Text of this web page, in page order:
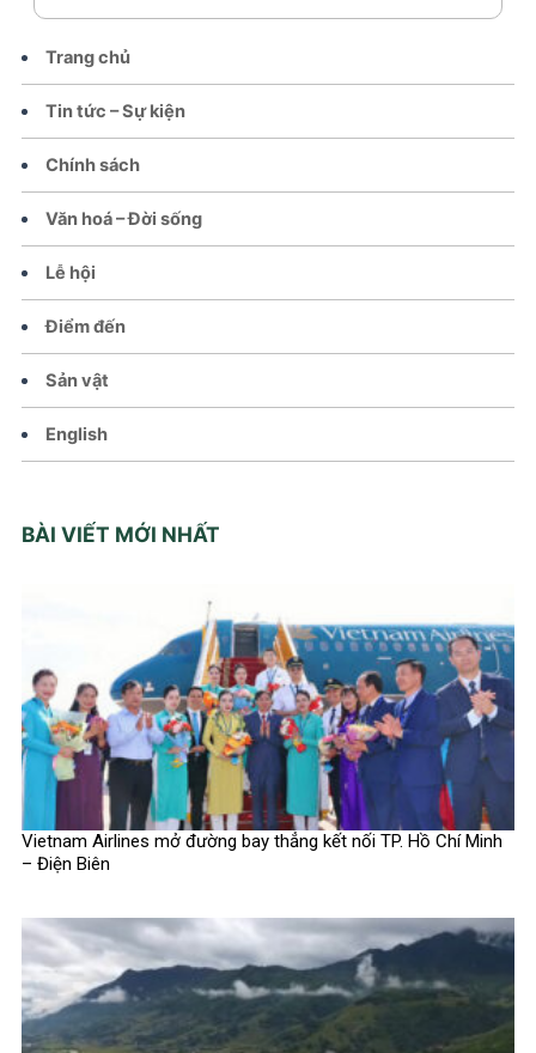
Trang chủ
Tin tức – Sự kiện
Chính sách
Văn hoá – Đời sống
Lễ hội
Điểm đến
Sản vật
English
BÀI VIẾT MỚI NHẤT
Vietnam Airlines mở đường bay thẳng kết nối TP. Hồ Chí Minh
– Điện Biên